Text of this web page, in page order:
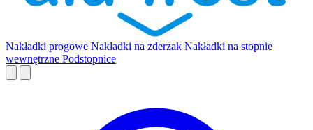
Nakładki progowe Nakładki na zderzak Nakładki na stopnie
wewnętrzne Podstopnice